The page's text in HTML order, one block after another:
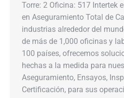
Torre: 2 Oficina: 517 Intertek
en Aseguramiento Total de
industrias alrededor del
de más de 1,000 oficinas y
100 países, ofrecemos
hechas a la medida para
Aseguramiento, Ensayos,
Certificación, para sus